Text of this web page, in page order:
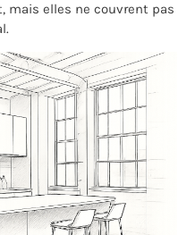
mais elles ne couvrent pas